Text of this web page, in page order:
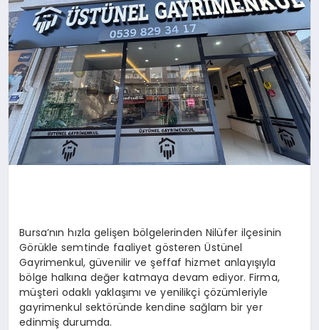
Bursa’nın hızla gelişen bölgelerinden Nilüfer ilçesinin
Görükle semtinde faaliyet gösteren Üstünel
Gayrimenkul, güvenilir ve şeffaf hizmet anlayışıyla
bölge halkına değer katmaya devam ediyor. Firma,
müşteri odaklı yaklaşımı ve yenilikçi çözümleriyle
gayrimenkul sektöründe kendine sağlam bir yer
edinmiş durumda.